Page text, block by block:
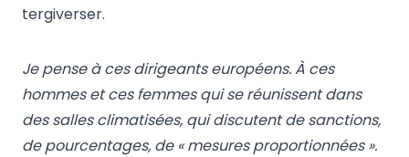
tergiverser.
Je pense à ces dirigeants européens. À ces
hommes et ces femmes qui se réunissent dans
des salles climatisées, qui discutent de sanctions,
de pourcentages, de « mesures proportionnées ».